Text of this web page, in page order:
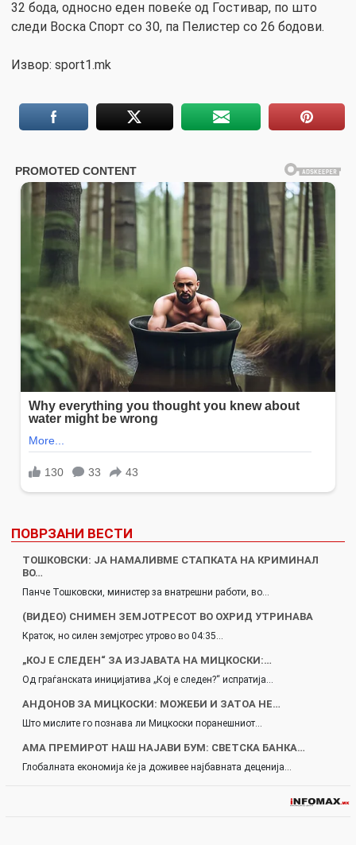
32 бода, односно еден повеќе од Гостивар, по што
следи Воска Спорт со 30, па Пелистер со 26 бодови.
Извор: sport1.mk
ПОВРЗАНИ ВЕСТИ
ТОШКОВСКИ: ЈА НАМАЛИВМЕ СТАПКАТА НА КРИМИНАЛ
ВО…
Панче Тошковски, министер за внатрешни работи, во…
(ВИДЕО) СНИМЕН ЗЕМЈОТРЕСОТ ВО ОХРИД УТРИНАВА
Краток, но силен земјотрес утрово во 04:35…
„КОЈ Е СЛЕДЕН“ ЗА ИЗЈАВАТА НА МИЦКОСКИ:…
Од граѓанската иницијатива „Кој е следен?“ испратија…
АНДОНОВ ЗА МИЦКОСКИ: МОЖЕБИ И ЗАТОА НЕ…
Што мислите го познава ли Мицкоски поранешниот…
АМА ПРЕМИРОТ НАШ НАЈАВИ БУМ: СВЕТСКА БАНКА…
Глобалната економија ќе ја доживее најбавната деценија…